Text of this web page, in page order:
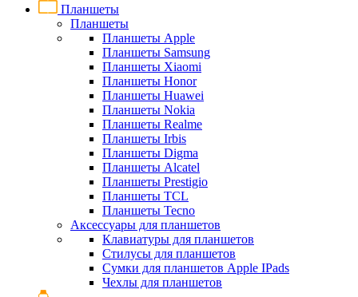
Планшеты
Планшеты
Планшеты Apple
Планшеты Samsung
Планшеты Xiaomi
Планшеты Honor
Планшеты Huawei
Планшеты Nokia
Планшеты Realme
Планшеты Irbis
Планшеты Digma
Планшеты Alcatel
Планшеты Prestigio
Планшеты TCL
Планшеты Tecno
Аксессуары для планшетов
Клавиатуры для планшетов
Стилусы для планшетов
Сумки для планшетов Apple IPads
Чехлы для планшетов